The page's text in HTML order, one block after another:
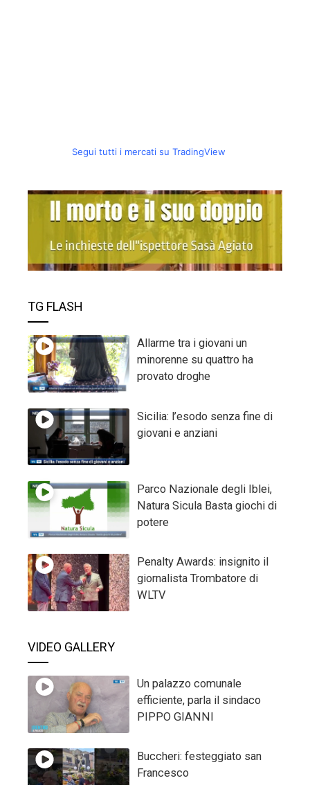
Segui tutti i mercati su TradingView
TG FLASH
Allarme tra i giovani un
minorenne su quattro ha
provato droghe
Sicilia: l’esodo senza fine di
giovani e anziani
Parco Nazionale degli Iblei,
Natura Sicula Basta giochi di
potere
Penalty Awards: insignito il
giornalista Trombatore di
WLTV
VIDEO GALLERY
Un palazzo comunale
efficiente, parla il sindaco
PIPPO GIANNI
Buccheri: festeggiato san
Francesco